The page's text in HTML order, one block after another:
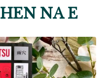
HEN NA E